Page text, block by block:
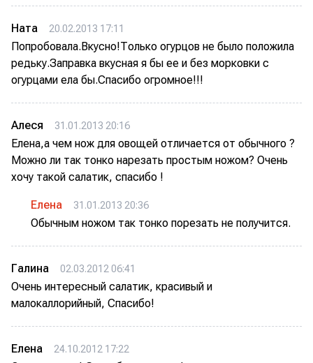
Ната 20.02.2013 17:11
Попробовала.Вкусно!Только огурцов не было положила
редьку.Заправка вкусная я бы ее и без морковки с
огурцами ела бы.Спасибо огромное!!!
Алеся 31.01.2013 20:16
Елена,а чем нож для овощей отличается от обычного ?
Можно ли так тонко нарезать простым ножом? Очень
хочу такой салатик, спасибо !
Елена 31.01.2013 20:36
Обычным ножом так тонко порезать не получится.
Галина 02.03.2012 06:41
Очень интересный салатик, красивый и
малокаллорийный, Спасибо!
Елена 24.10.2012 17:22